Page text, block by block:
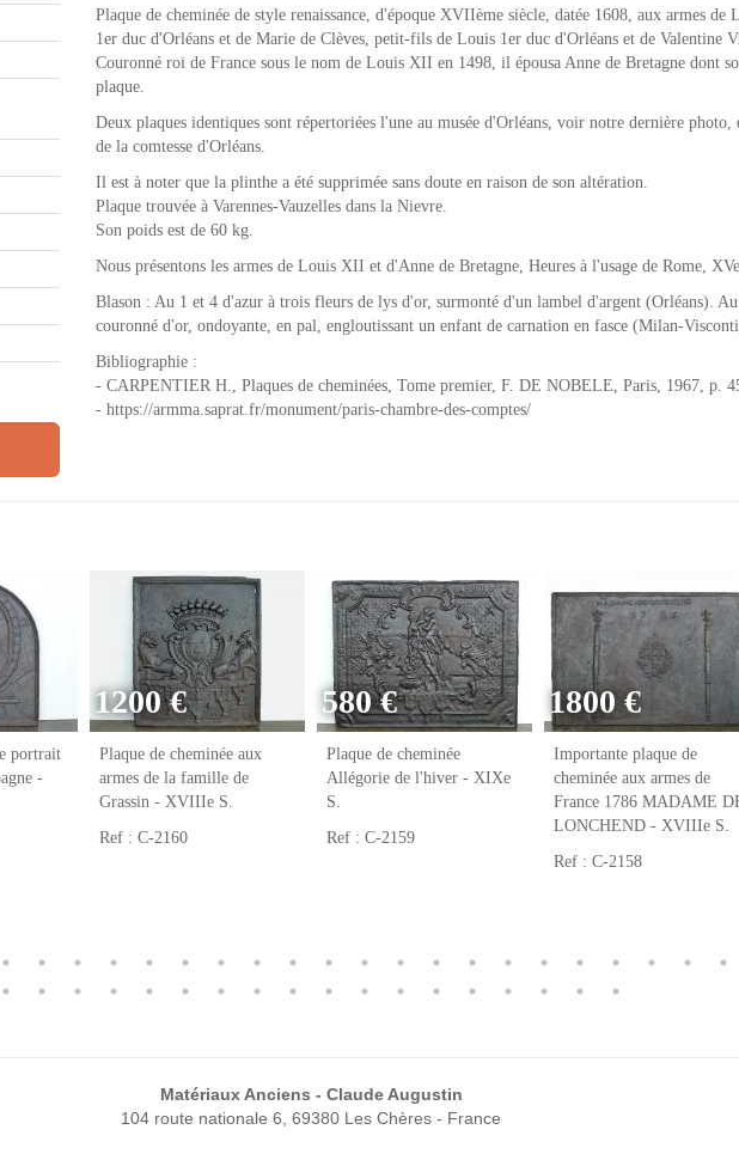
Plaque de cheminée de style renaissance, d'époque XVIIème siècle, datée 1608, aux armes
1er duc d'Orléans et de Marie de Clèves, petit-fils de Louis 1er duc d'Orléans et de Valentine
Couronné roi de France sous le nom de Louis XII en 1498, il épousa Anne de Bretagne dont
plaque.
Deux plaques identiques sont répertoriées l'une au musée d'Orléans, voir notre dernière
de la comtesse d'Orléans.
Il est à noter que la plinthe a été supprimée sans doute en raison de son altération.
Plaque trouvée à Varennes-Vauzelles dans la Nievre.
Son poids est de 60 kg.
Nous présentons les armes de Louis XII et d'Anne de Bretagne, Heures à l'usage de Rome,
Blason : Au 1 et 4 d'azur à trois fleurs de lys d'or, surmonté d'un lambel d'argent (Orléans).
couronné d'or, ondoyante, en pal, engloutissant un enfant de carnation en fasce (Milan-
Bibliographie :
- CARPENTIER H., Plaques de cheminées, Tome premier, F. DE NOBELE, Paris, 1967, p.
- https://armma.saprat.fr/monument/paris-chambre-des-comptes/
portrait
-
1200 €
Plaque de cheminée aux
armes de la famille de
Grassin - XVIIIe S.
Ref : C-2160
580 €
Plaque de cheminée
Allégorie de l'hiver - XIXe
S.
Ref : C-2159
1800 €
Importante plaque de
cheminée aux armes de
France 1786 MADAME
LONCHEND - XVIIIe S.
Ref : C-2158
Matériaux Anciens - Claude Augustin
104 route nationale 6, 69380 Les Chères - France